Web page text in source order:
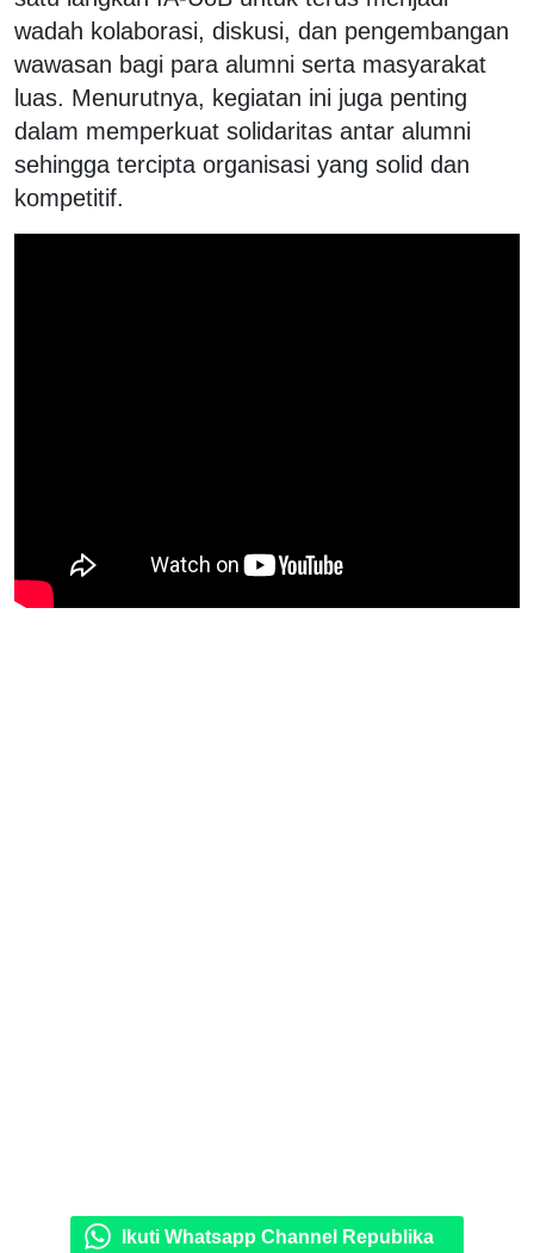
wadah kolaborasi, diskusi, dan pengembangan
wawasan bagi para alumni serta masyarakat
luas. Menurutnya, kegiatan ini juga penting
dalam memperkuat solidaritas antar alumni
sehingga tercipta organisasi yang solid dan
kompetitif.
Ikuti Whatsapp Channel Republika